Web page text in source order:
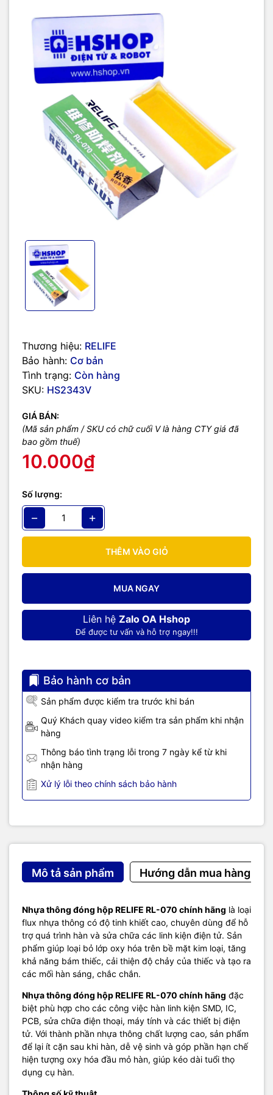
Thương hiệu: RELIFE
Bảo hành: Cơ bản
Tình trạng: Còn hàng
SKU: HS2343V
GIÁ BÁN:
(Mã sản phẩm / SKU có chữ cuối V là hàng CTY giá đã
bao gồm thuế)
10.000₫
Số lượng:
− +
THÊM VÀO GIỎ
MUA NGAY
Liên hệ Zalo OA Hshop
Để được tư vấn và hỗ trợ ngay!!!
Bảo hành cơ bản
Sản phẩm được kiểm tra trước khi bán
Quý Khách quay video kiểm tra sản phẩm khi nhận
hàng
Thông báo tình trạng lỗi trong 7 ngày kể từ khi
nhận hàng
Xử lý lỗi theo chính sách bảo hành
Mô tả sản phẩm Hướng dẫn mua hàng
Nhựa thông đóng hộp RELIFE RL-070 chính hãng là loại
flux nhựa thông có độ tinh khiết cao, chuyên dùng để hỗ
trợ quá trình hàn và sửa chữa các linh kiện điện tử. Sản
phẩm giúp loại bỏ lớp oxy hóa trên bề mặt kim loại, tăng
khả năng bám thiếc, cải thiện độ chảy của thiếc và tạo ra
các mối hàn sáng, chắc chắn.
Nhựa thông đóng hộp RELIFE RL-070 chính hãng đặc
biệt phù hợp cho các công việc hàn linh kiện SMD, IC,
PCB, sửa chữa điện thoại, máy tính và các thiết bị điện
tử. Với thành phần nhựa thông chất lượng cao, sản phẩm
để lại ít cặn sau khi hàn, dễ vệ sinh và góp phần hạn chế
hiện tượng oxy hóa đầu mỏ hàn, giúp kéo dài tuổi thọ
dụng cụ hàn.
Tăng khả năng bám thiếc và cải thiện chất lượng mối hàn
Giúp thiếc chảy đều, hàn dễ dàng hơn
Để lại ít cặn sau khi hàn, dễ vệ sinh
Hỗ trợ bảo vệ đầu mỏ hàn, hạn chế oxy hóa
Phù hợp cho:
Hàn và sửa chữa linh kiện SMD
Sửa chữa điện thoại, máy tính
Bảo trì và lắp ráp thiết bị điện tử
Kích thước hộp:
48.5 × 22.5 × 20mm